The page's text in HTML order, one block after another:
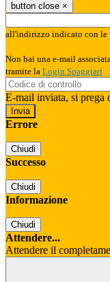
button close ×
all'indirizzo indicato con le
Non hai una e-mail
tramite la Login Spaggiari
E-mail inviata, si prega
Errore
Chiudi
Successo
Chiudi
Informazione
Chiudi
Attendere...
Attendere il